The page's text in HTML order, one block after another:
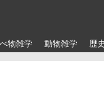
物雑学 動物雑学 歴